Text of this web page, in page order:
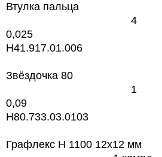
Втулка пальца
4
0,025
H41.917.01.006
Звёздочка 80
1
0,09
H80.733.03.0103
Графлекс Н 1100 12x12 мм